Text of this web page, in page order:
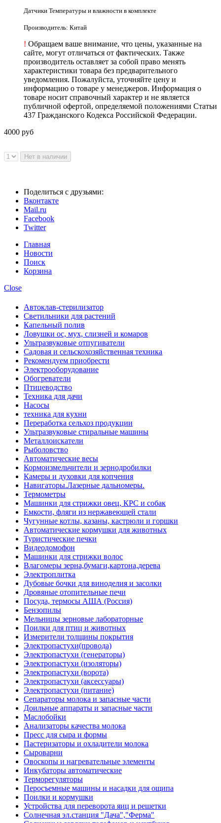
Датчики Температуры и влажности в комплекте
Производитель: Китай
! Обращаем ваше внимание, что цены, указанные на
сайте, могут отличаться от фактических. Также
производитель оставляет за собой право менять
характеристики товара без предварительного
уведомления. Пожалуйста, уточняйте цену и
информацию о товаре у менеджеров. Информация о
товаре носит справочный характер и не является
публичной офертой, определяемой положениями Статьи
437 Гражданского Кодекса Российской Федерации.
4000 руб
Поделиться с друзьями:
Вконтакте
Mail.ru
Facebook
Twitter
Главная
Новости
Поиск
Корзина
Close
Автоклав-стерилизатор
Светильники для растений
Капельный полив
Ловушки ос, мух, слизней и комаров
Ультразвуковые отпугиватели
Садовая и сельскохозяйственная техника
Рекомендуем приобрести
Электрооборудование
Обогреватели
Птицеводство
Техника для дачи
Насосы
техника для кухни
Переработка сельхоз продукции
Ультразвуковые стиральные машины
Металлоискатели
Рыболовство
Автоматические весы
Кормоизмельчители и зернодробилки
Камеры и духовки для копчения
Навигаторы.Лазерные дальномеры.
Термометры
Машинки для стрижки овец, КРС и собак
Емкости, фляги из нержавеющей стали
Чугунные котлы, казаны, кастрюли и горшки
Автоматические кормушки для животных
Туристические печки
Видеодомофон
Машинки для стрижки волос
Влагомеры зерна,бумаги,картона,дерева
Электроплитка
Дубовые бочки для виноделия и засолки
Дровяные отопительные печи
Посуда, термосы АША (Россия)
Бензопилы
Мельницы зерновые лабораторные
Поилки для птиц и животных
Измерители толщины покрытия
Электропастухи(провода)
Электропастухи (генераторы)
Электропастухи (изоляторы)
Электропастухи (ворота)
Электропастухи (аксессуары)
Электропастухи (питание)
Сепараторы молока и запасные части
Доильные аппараты и запасные части
Маслобойки
Анализаторы качества молока
Пресс для сыра и формы
Пастеризаторы и охладители молока
Сыроварни
Овоскопы и нагревательные элементы
Инкубаторы автоматические
Терморегуляторы
Перосъемные машины и насадки для ощипа
Поилки и кормушки
Устройства для переворота яиц и решетки
Солнечная эл.станция "Дача","Ферма"